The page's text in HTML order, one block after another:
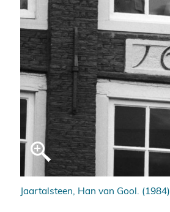
Jaartalsteen, Han van Gool. (1984)